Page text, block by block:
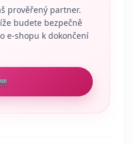
prověřený partner.
budete bezpečně
e-shopu k dokončení